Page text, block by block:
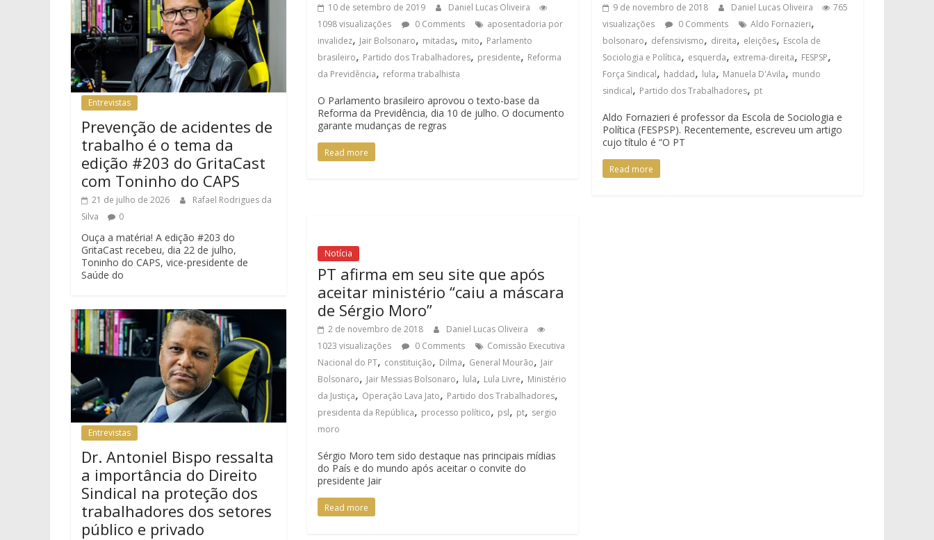
10 de setembro de 2019
Daniel Lucas Oliveira
1098 visualizações
0 Comments
aposentadoria por
invalidez, Jair Bolsonaro, mitadas, mito, Parlamento
brasileiro, Partido dos Trabalhadores, presidente, Reforma
da Previdência, reforma trabalhista
O Parlamento brasileiro aprovou o texto-base da
Reforma da Previdência, dia 10 de julho. O documento
garante mudanças de regras
Read more
9 de novembro de 2018 Daniel Lucas Oliveira
765
visualizações
0 Comments Aldo Fornazieri,
bolsonaro, defensivismo, direita, eleições, Escola de
Sociologia e Política, esquerda, extrema-direita, FESPSP,
Força Sindical, haddad, lula, Manuela D'Avila, mundo
sindical, Partido dos Trabalhadores, pt
Aldo Fornazieri é professor da Escola de Sociologia e
Política (FESPSP). Recentemente, escreveu um artigo
cujo título é “O PT
Read more
Notícia
PT afirma em seu site que após
aceitar ministério “caiu a máscara
de Sérgio Moro”
2 de novembro de 2018
Daniel Lucas Oliveira
1023 visualizações
0 Comments
Comissão Executiva
Nacional do PT, constituição, Dilma, General Mourão, Jair
Bolsonaro, Jair Messias Bolsonaro, lula, Lula Livre, Ministério
da Justiça, Operação Lava Jato, Partido dos Trabalhadores,
presidenta da República, processo político, psl, pt, sergio
moro
Sérgio Moro tem sido destaque nas principais mídias
do País e do mundo após aceitar o convite do
presidente Jair
Read more
Entrevistas
Prevenção de acidentes de
trabalho é o tema da
edição #203 do GritaCast
com Toninho do CAPS
21 de julho de 2026
Rafael Rodrigues da
Silva
0
Ouça a matéria! A edição #203 do
GritaCast recebeu, dia 22 de julho,
Toninho do CAPS, vice-presidente de
Saúde do
Entrevistas
Dr. Antoniel Bispo ressalta
a importância do Direito
Sindical na proteção dos
trabalhadores dos setores
público e privado